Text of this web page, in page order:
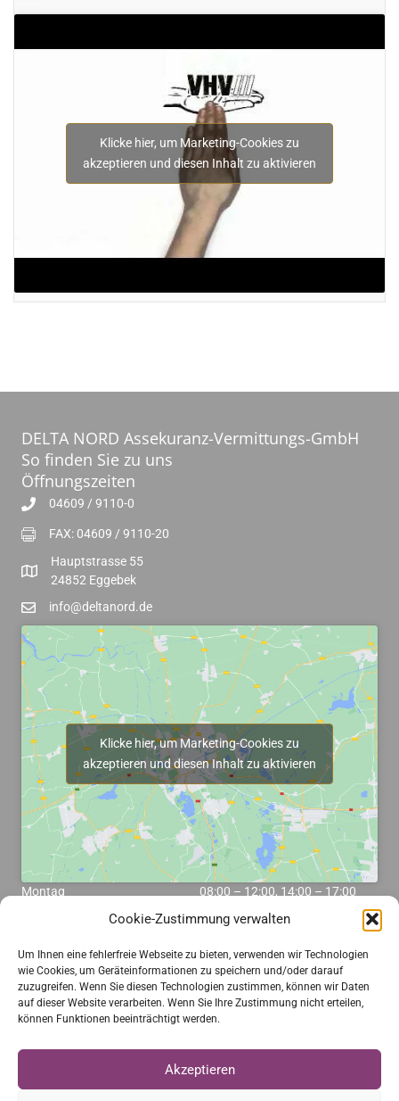
Cookie-Zustimmung verwalten
Um Ihnen eine fehlerfreie Webseite zu bieten, verwenden wir Technologien
wie Cookies, um Geräteinformationen zu speichern und/oder darauf
zuzugreifen. Wenn Sie diesen Technologien zustimmen, können wir Daten
auf dieser Website verarbeiten. Wenn Sie Ihre Zustimmung nicht erteilen,
können Funktionen beeinträchtigt werden.
Akzeptieren
Klicke hier, um Marketing-Cookies zu
akzeptieren und diesen Inhalt zu aktivieren
DELTA NORD Assekuranz-Vermittungs-GmbH
So finden Sie zu uns
Öffnungszeiten
04609 / 9110-0
FAX: 04609 / 9110-20
Hauptstrasse 55
24852 Eggebek
info@deltanord.de
Klicke hier, um Marketing-Cookies zu
akzeptieren und diesen Inhalt zu aktivieren
Montag 08:00 – 12:00, 14:00 – 17:00
08:00 – 12:00
Mittwoch 08:00 – 12:00
Donnerstag 08:00 – 12:00, 14:00 – 17:00
Freitag 08:00 – 12:00
Weitere Links